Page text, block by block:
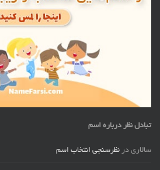
تبادل نظر درباره اسم
سالاری در نظرسنجی انتخاب اسم